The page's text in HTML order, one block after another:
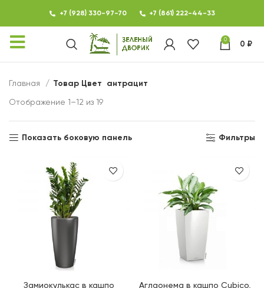
+7 (928) 330-97-70 +7 (861) 222-44-33
0
0 ₽
Главная Товар Цвет антрацит
Отображение 1–12 из 19
Показать боковую панель Фильтры
Замиокулькас в кашпо
Аглаонема в кашпо Cubico,
НОВОСТИ
О МАГАЗИНЕ ЗЕЛЕНЫЙ
ДВОРИК